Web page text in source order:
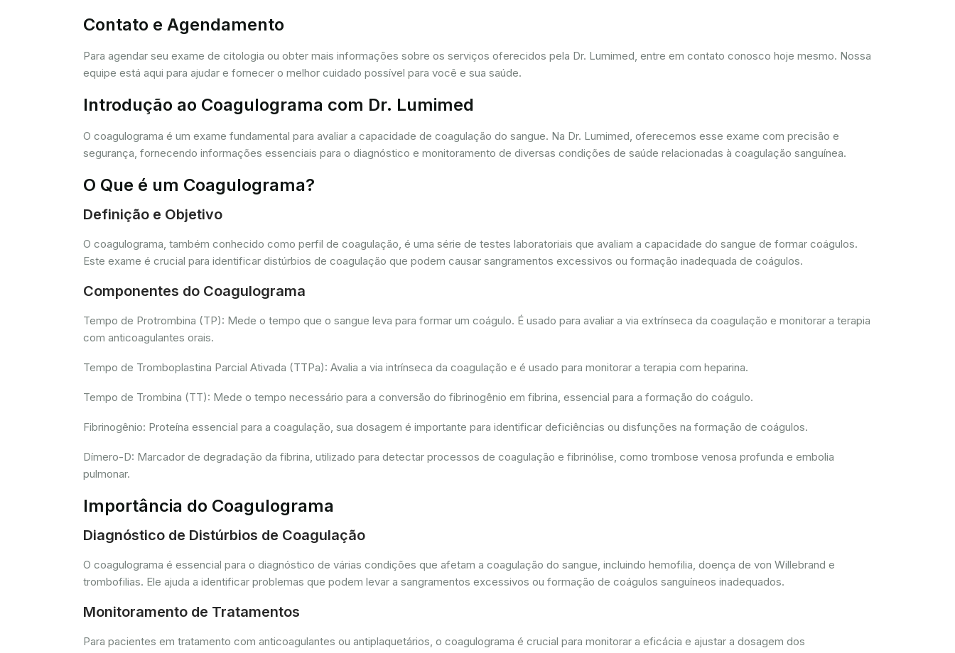
Contato e Agendamento
Para agendar seu exame de citologia ou obter mais informações sobre os serviços oferecidos pela Dr. Lumimed, entre em contato conosco hoje mesmo. Nossa
equipe está aqui para ajudar e fornecer o melhor cuidado possível para você e sua saúde.
Introdução ao Coagulograma com Dr. Lumimed
O coagulograma é um exame fundamental para avaliar a capacidade de coagulação do sangue. Na Dr. Lumimed, oferecemos esse exame com precisão e
segurança, fornecendo informações essenciais para o diagnóstico e monitoramento de diversas condições de saúde relacionadas à coagulação sanguínea.
O Que é um Coagulograma?
Definição e Objetivo
O coagulograma, também conhecido como perfil de coagulação, é uma série de testes laboratoriais que avaliam a capacidade do sangue de formar coágulos.
Este exame é crucial para identificar distúrbios de coagulação que podem causar sangramentos excessivos ou formação inadequada de coágulos.
Componentes do Coagulograma
Tempo de Protrombina (TP): Mede o tempo que o sangue leva para formar um coágulo. É usado para avaliar a via extrínseca da coagulação e monitorar a terapia
com anticoagulantes orais.
Tempo de Tromboplastina Parcial Ativada (TTPa): Avalia a via intrínseca da coagulação e é usado para monitorar a terapia com heparina.
Tempo de Trombina (TT): Mede o tempo necessário para a conversão do fibrinogênio em fibrina, essencial para a formação do coágulo.
Fibrinogênio: Proteína essencial para a coagulação, sua dosagem é importante para identificar deficiências ou disfunções na formação de coágulos.
Dímero-D: Marcador de degradação da fibrina, utilizado para detectar processos de coagulação e fibrinólise, como trombose venosa profunda e embolia
pulmonar.
Importância do Coagulograma
Diagnóstico de Distúrbios de Coagulação
O coagulograma é essencial para o diagnóstico de várias condições que afetam a coagulação do sangue, incluindo hemofilia, doença de von Willebrand e
trombofilias. Ele ajuda a identificar problemas que podem levar a sangramentos excessivos ou formação de coágulos sanguíneos inadequados.
Monitoramento de Tratamentos
Para pacientes em tratamento com anticoagulantes ou antiplaquetários, o coagulograma é crucial para monitorar a eficácia e ajustar a dosagem dos